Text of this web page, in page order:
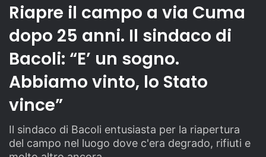
Riapre il campo a via Cuma
dopo 25 anni. Il sindaco di
Bacoli: “E’ un sogno.
Abbiamo vinto, lo Stato
vince”
Il sindaco di Bacoli entusiasta per la riapertura
del campo nel luogo dove c'era degrado, rifiuti e